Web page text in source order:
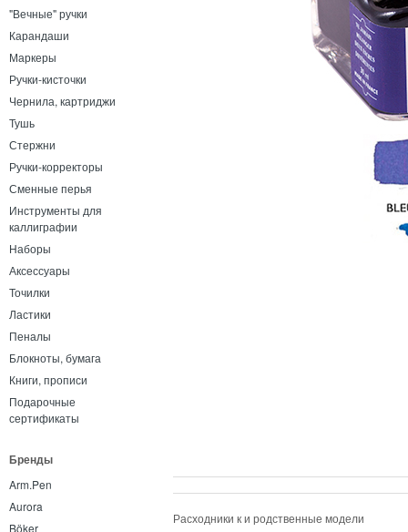
"Вечные" ручки
Карандаши
Маркеры
Ручки-кисточки
Чернила, картриджи
Тушь
Стержни
Ручки-корректоры
Сменные перья
Инструменты для
каллиграфии
Наборы
Аксессуары
Точилки
Ластики
Пеналы
Блокноты, бумага
Книги, прописи
Подарочные
сертификаты
Бренды
Arm.Pen
Aurora
Böker
Расходники к и родственные модели